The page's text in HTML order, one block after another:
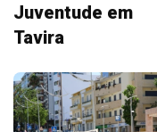
Juventude em
Tavira